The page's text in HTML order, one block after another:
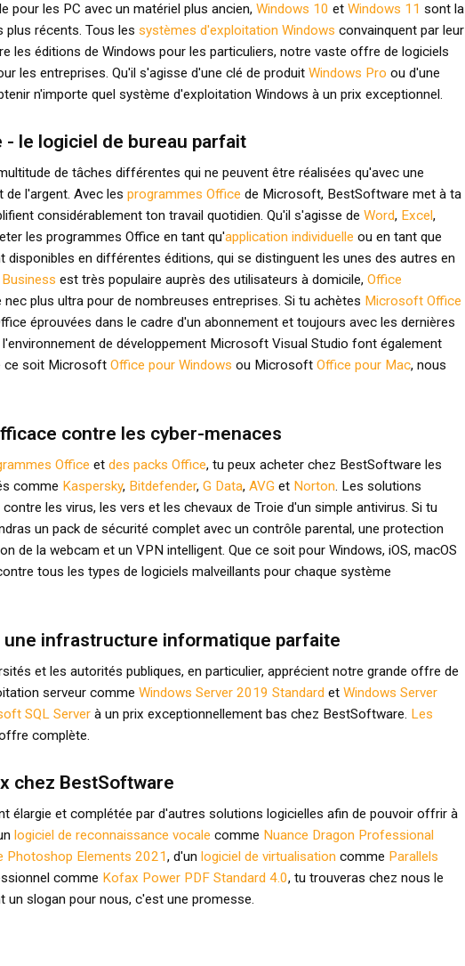
pour les PC avec un matériel plus ancien, Windows 10 et Windows 11 sont la
plus récents. Tous les systèmes d'exploitation Windows convainquent par leur
les éditions de Windows pour les particuliers, notre vaste offre de logiciels
les entreprises. Qu'il s'agisse d'une clé de produit Windows Pro ou d'une
n'importe quel système d'exploitation Windows à un prix exceptionnel.
le logiciel de bureau parfait
de tâches différentes qui ne peuvent être réalisées qu'avec une
l'argent. Avec les programmes Office de Microsoft, BestSoftware met à ta
considérablement ton travail quotidien. Qu'il s'agisse de Word, Excel ,
les programmes Office en tant qu'application individuelle ou en tant que
disponibles en différentes éditions, qui se distinguent les unes des autres en
est très populaire auprès des utilisateurs à domicile, Office
plus ultra pour de nombreuses entreprises. Si tu achètes Microsoft Office
éprouvées dans le cadre d'un abonnement et toujours avec les dernières
de développement Microsoft Visual Studio font également
ce soit Microsoft Office pour Windows ou Microsoft Office pour Mac, nous
contre les cyber-menaces
Office et des packs Office, tu peux acheter chez BestSoftware les
comme Kaspersky, Bitdefender, G Data, AVG et Norton. Les solutions
les virus, les vers et les chevaux de Troie d'un simple antivirus. Si tu
un pack de sécurité complet avec un contrôle parental, une protection
de la webcam et un VPN intelligent. Que ce soit pour Windows, iOS, macOS
tous les types de logiciels malveillants pour chaque système
infrastructure informatique parfaite
et les autorités publiques, en particulier, apprécient notre grande offre de
serveur comme Windows Server 2019 Standard et Windows Server
SQL Serverà un prix exceptionnellement bas chez BestSoftware. Les
complète.
chez BestSoftware
élargie et complétée par d'autres solutions logicielles afin de pouvoir offrir à
logiciel de reconnaissance vocale comme Nuance Dragon Professional
Photoshop Elements 2021, d'un logiciel de virtualisation comme Parallels
comme Kofax Power PDF Standard 4.0, tu trouveras chez nous le
un slogan pour nous, c'est une promesse.